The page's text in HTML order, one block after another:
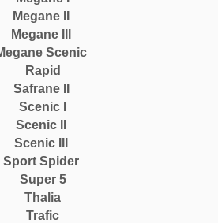
Megane II
Megane III
Scenic
Rapid
Safrane II
Scenic I
Scenic II
Scenic III
Sport Spider
Super 5
Thalia
Trafic